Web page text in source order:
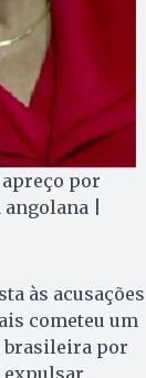
por
|
às acusações
cometeu um
brasileira por
expulsar